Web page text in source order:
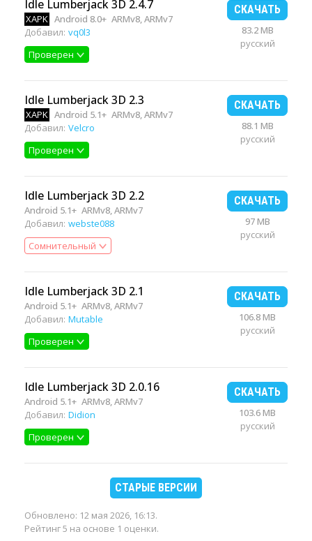
Idle Lumberjack 3D 2.4.7
XAPK Android 8.0+ ARMv8, ARMv7
Добавил: vq0l3
Проверен
СКАЧАТЬ
83.2 MB
русский
Idle Lumberjack 3D 2.3
XAPK Android 5.1+ ARMv8, ARMv7
Добавил: Velcro
Проверен
СКАЧАТЬ
88.1 MB
русский
Idle Lumberjack 3D 2.2
Android 5.1+ ARMv8, ARMv7
Добавил: webste088
Сомнительный
СКАЧАТЬ
97 MB
русский
Idle Lumberjack 3D 2.1
Android 5.1+ ARMv8, ARMv7
Добавил: Mutable
Проверен
СКАЧАТЬ
106.8 MB
русский
Idle Lumberjack 3D 2.0.16
Android 5.1+ ARMv8, ARMv7
Добавил: Didion
Проверен
СКАЧАТЬ
103.6 MB
русский
СТАРЫЕ ВЕРСИИ
Обновлено: 12 мая 2026, 16:13.
Рейтинг 5 на основе 1 оценки.